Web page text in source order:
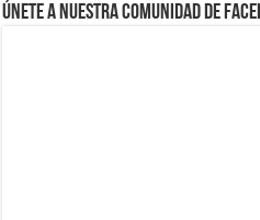
Únete a nuestra comunidad de